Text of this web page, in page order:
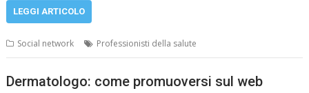
LEGGI ARTICOLO
Social network Professionisti della salute
Dermatologo: come promuoversi sul web